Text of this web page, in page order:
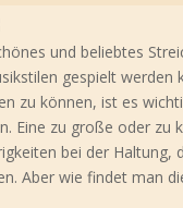
und beliebtes
gespielt werden
zu können, ist es
Eine zu große oder zu
bei der Haltung,
Aber wie findet man